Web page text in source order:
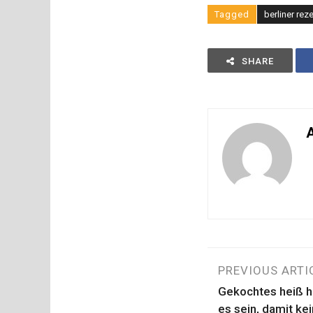
Tagged berliner
SHARE
PREVIOUS
Gekochtes heiß
es sein, damit